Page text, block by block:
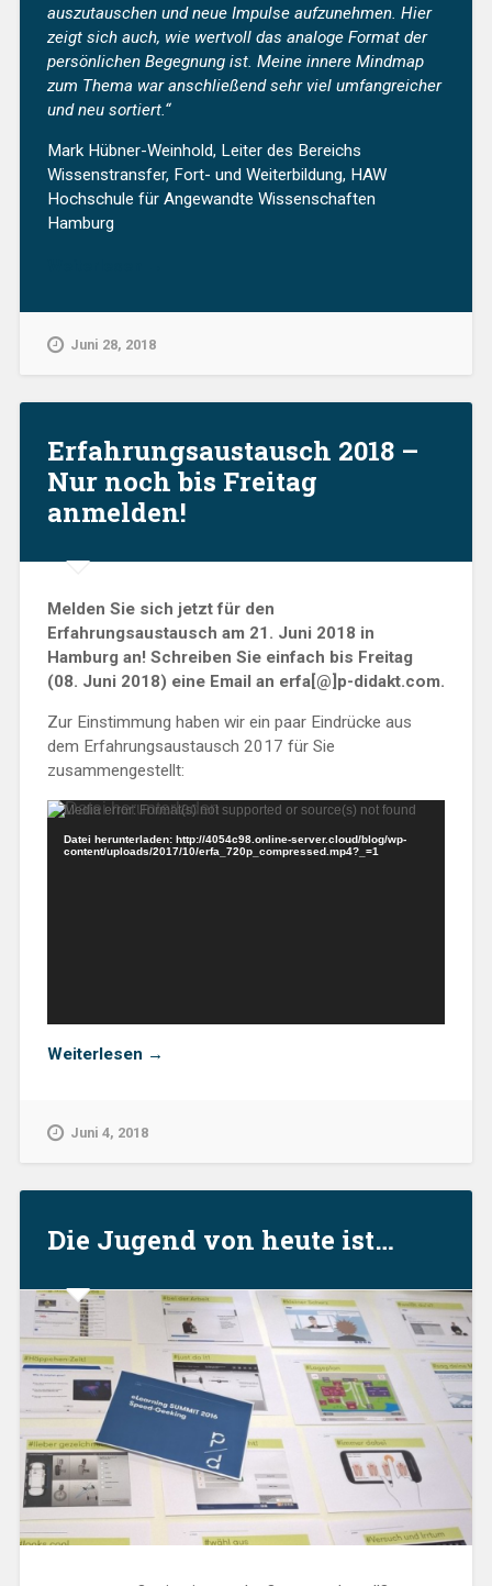
auszutauschen und neue Impulse aufzunehmen. Hier
zeigt sich auch, wie wertvoll das analoge Format der
persönlichen Begegnung ist. Meine innere Mindmap
zum Thema war anschließend sehr viel umfangreicher
und neu sortiert.“
Mark Hübner-Weinhold, Leiter des Bereichs
Wissenstransfer, Fort- und Weiterbildung, HAW
Hochschule für Angewandte Wissenschaften
Hamburg
Spannende
Kontakte.
Augenhöhe.“
Juni 28, 2018
Erfahrungsaustausch 2018 –
Nur noch bis Freitag
anmelden!
Melden Sie sich jetzt für den
Erfahrungsaustausch am 21. Juni 2018 in
Hamburg an! Schreiben Sie einfach bis Freitag
(08. Juni 2018) eine Email an erfa[@]p-didakt.com.
Zur Einstimmung haben wir ein paar Eindrücke aus
dem Erfahrungsaustausch 2017 für Sie
zusammengestellt:
Video-
Media error: Format(s) not supported or source(s) not found
Datei herunterladen: http://4054c98.online-server.cloud/blog/wp-
content/uploads/2017/10/erfa_720p_compressed.mp4?_=1
Weiterlesen „Erfahrungsaustausch
Nur
→
Juni 4, 2018
Die Jugend von heute ist…